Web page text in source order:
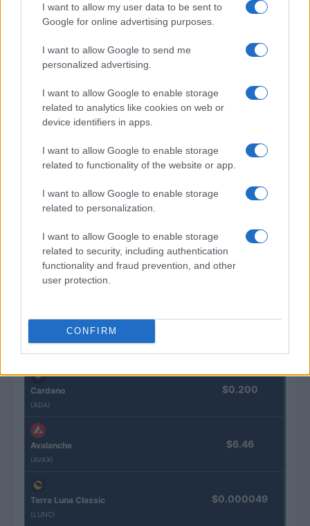
I want to allow my user data to be sent to
Google for online advertising purposes.
I want to allow Google to send me
personalized advertising.
I want to allow Google to enable storage
related to analytics like cookies on web or
device identifiers in apps.
I want to allow Google to enable storage
related to functionality of the website or app.
I want to allow Google to enable storage
related to personalization.
I want to allow Google to enable storage
related to security, including authentication
functionality and fraud prevention, and other
user protection.
CONFIRM
Bitcoin
$1,913.81
(BNB)
XRP
Cardano
(ADA)
$0.200
Avalanche
(AVAX)
$6.46
Terra Luna Classic
(LUNC)
$0.000049